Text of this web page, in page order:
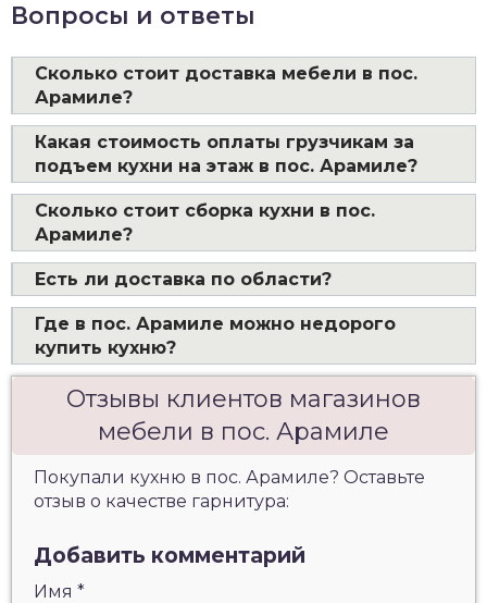
Вопросы и ответы
Сколько стоит доставка мебели в пос.
Арамиле?
Какая стоимость оплаты грузчикам за
подъем кухни на этаж в пос. Арамиле?
Сколько стоит сборка кухни в пос.
Арамиле?
Есть ли доставка по области?
Где в пос. Арамиле можно недорого
купить кухню?
Отзывы клиентов магазинов
мебели в пос. Арамиле
Покупали кухню в пос. Арамиле? Оставьте
отзыв о качестве гарнитура:
Добавить комментарий
Имя *